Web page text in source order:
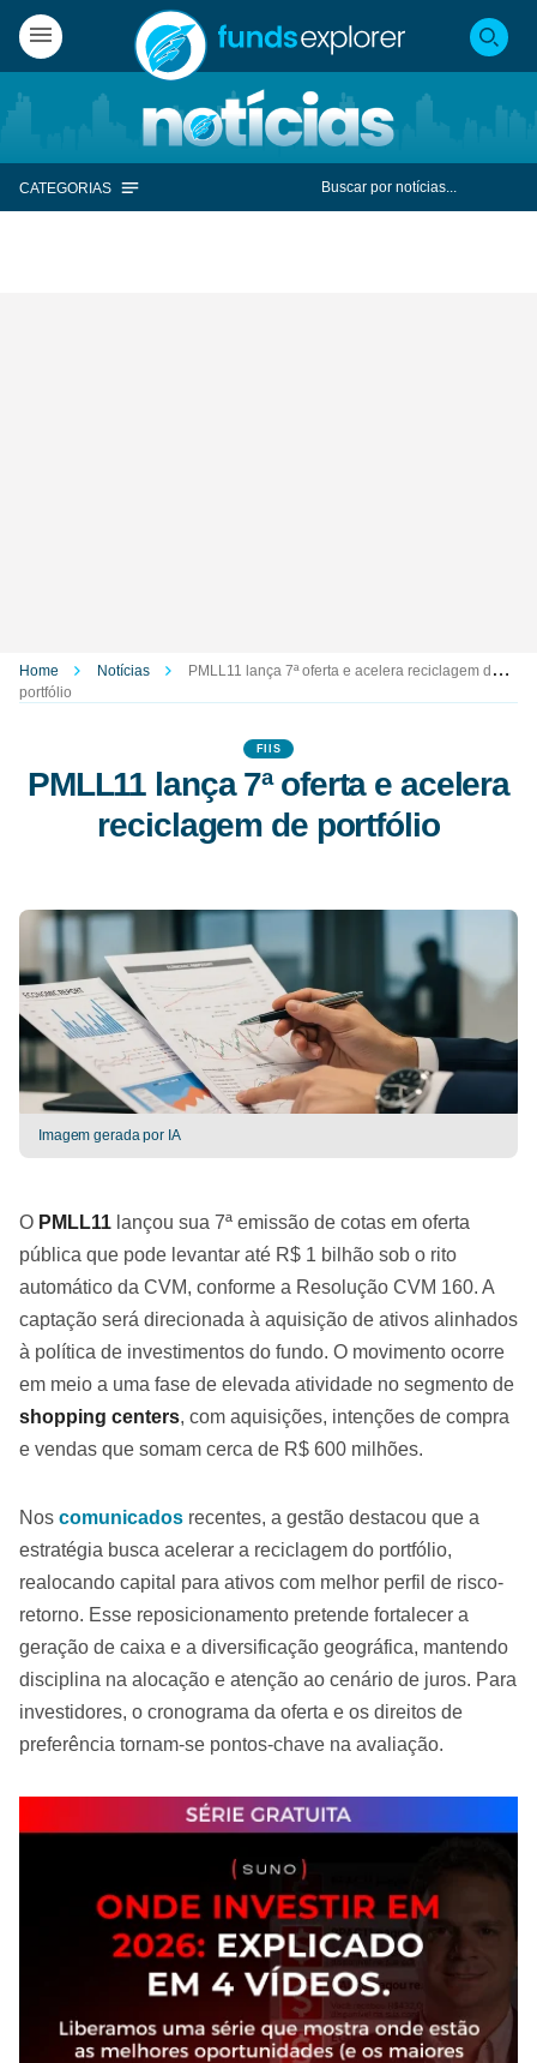
CATEGORIAS
Home Notícias
PMLL11 lança 7ª oferta e acelera reciclagem de
portfólio
FIIS
PMLL11 lança 7ª oferta e acelera
reciclagem de portfólio
Imagem gerada por IA
O PMLL11 lançou sua 7ª emissão de cotas em oferta
pública que pode levantar até R$ 1 bilhão sob o rito
automático da CVM, conforme a Resolução CVM 160. A
captação será direcionada à aquisição de ativos alinhados
à política de investimentos do fundo. O movimento ocorre
em meio a uma fase de elevada atividade no segmento de
shopping centers, com aquisições, intenções de compra
e vendas que somam cerca de R$ 600 milhões.
Nos comunicados recentes, a gestão destacou que a
estratégia busca acelerar a reciclagem do portfólio,
realocando capital para ativos com melhor perfil de risco-
retorno. Esse reposicionamento pretende fortalecer a
geração de caixa e a diversificação geográfica, mantendo
disciplina na alocação e atenção ao cenário de juros. Para
investidores, o cronograma da oferta e os direitos de
preferência tornam-se pontos-chave na avaliação.